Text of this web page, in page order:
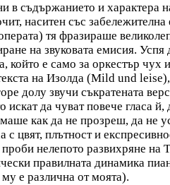
в съдържанието и характера
наситен със
тя фразираше
на звуковата емисия.
е само за оркестър
на Изолда (Mild und
долу звучи съкратената
да чуват повече гласа й,
как да не прозреш, да не
цвят, плътност и
нелепото развихряне на
правилната динамика
е различна от моята).